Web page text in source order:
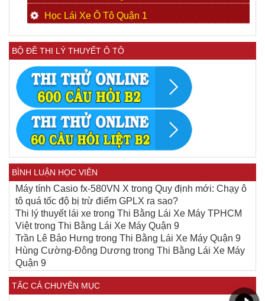
Học Lái Xe Ô Tô Quận 1
BỘ ĐỀ THI LÝ THUYẾT Ô TÔ
BÌNH LUẬN HỌC VIÊN
Máy tính Casio fx-580VN X trong Quy định mới: Chạy ô
tô quá tốc độ bị trừ điểm GPLX ra sao?
Thi lý thuyết lái xe trong Thi Bằng Lái Xe Máy TPHCM
Việttrong Thi Bằng Lái Xe Máy Quận 9
Trần Lê Bảo Hưng trong Thi Bằng Lái Xe Máy Quận 9
Hùng Cường-Đông Dương trong Thi Bằng Lái Xe Máy
Quận 9
TẤC CẢ CHUYÊN MỤC